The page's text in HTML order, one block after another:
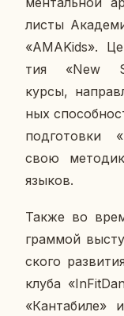
ли­сты
«AMAKids».
тия «New
курсы,
ных
под­го­тов­ки
свою
языков.
Также во
грам­мой
ско­го
клуба
«Кан­та­би­ле»